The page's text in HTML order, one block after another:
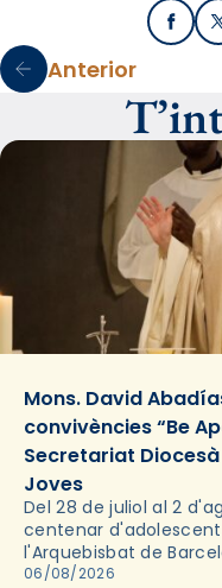
Anterior
Mons. David
convivències “Be
Secretariat
Joves
Del 28 de juliol al 2
centenar
l'Arquebisbat de
les convivències Be
06/08/2026